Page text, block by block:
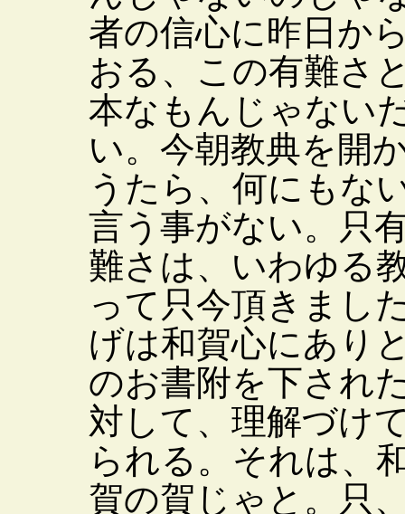
者の信心に昨日か
おる、この有難さ
本なもんじゃない
い。今朝教典を開
うたら、何にもな
言う事がない。只
難さは、いわゆる
って只今頂きまし
げは和賀心にあり
のお書附を下され
対して、理解づけ
られる。それは、
賀の賀じゃと。只